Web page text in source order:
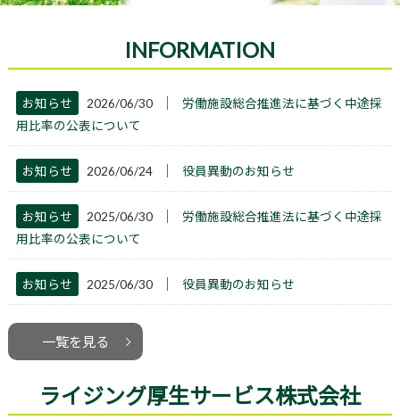
INFORMATION
お知らせ 2026/06/30
労働施設総合推進法に基づく中途採
用比率の公表について
お知らせ 2026/06/24 役員異動のお知らせ
お知らせ 2025/06/30
労働施設総合推進法に基づく中途採
用比率の公表について
お知らせ 2025/06/30 役員異動のお知らせ
一覧を見る
ライジング厚生サービス株式会社